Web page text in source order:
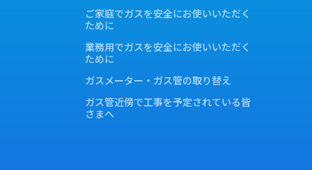
ご家庭でガスを安全にお使いいただく
ために
業務用でガスを安全にお使いいただく
ために
ガスメーター・ガス管の取り替え
ガス管近傍で工事を予定されている皆
さまへ